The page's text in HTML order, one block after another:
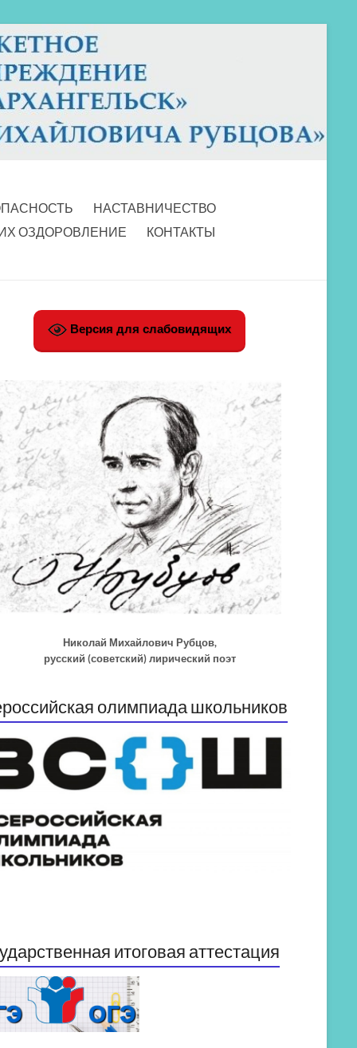
НАСТАВНИЧЕСТВО
ОЗДОРОВЛЕНИЕ
КОНТАКТЫ
Версия для слабовидящих
Николай Михайлович Рубцов,
русский (советский) лирический поэт
олимпиада школьников
итоговая аттестация